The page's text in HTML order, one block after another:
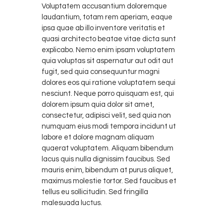
Voluptatem accusantium doloremque
laudantium, totam rem aperiam, eaque
ipsa quae ab illo inventore veritatis et
quasi architecto beatae vitae dicta sunt
explicabo. Nemo enim ipsam voluptatem
quia voluptas sit aspernatur aut odit aut
fugit, sed quia consequuntur magni
dolores eos qui ratione voluptatem sequi
nesciunt. Neque porro quisquam est, qui
dolorem ipsum quia dolor sit amet,
consectetur, adipisci velit, sed quia non
numquam eius modi tempora incidunt ut
labore et dolore magnam aliquam
quaerat voluptatem. Aliquam bibendum
lacus quis nulla dignissim faucibus. Sed
mauris enim, bibendum at purus aliquet,
maximus molestie tortor. Sed faucibus et
tellus eu sollicitudin. Sed fringilla
malesuada luctus.